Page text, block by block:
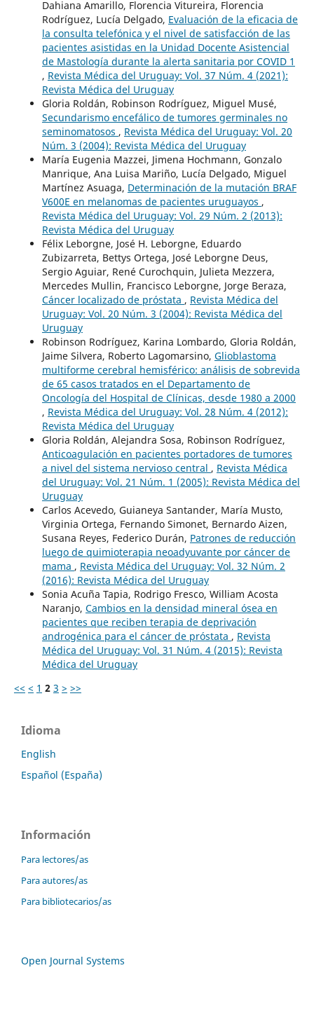
Dahiana Amarillo, Florencia Vitureira, Florencia
Rodríguez, Lucía Delgado, Evaluación de la eficacia de
la consulta telefónica y el nivel de satisfacción de las
pacientes asistidas en la Unidad Docente Asistencial
de Mastología durante la alerta sanitaria por COVID 1
, Revista Médica del Uruguay: Vol. 37 Núm. 4 (2021):
Revista Médica del Uruguay
Gloria Roldán, Robinson Rodríguez, Miguel Musé,
Secundarismo encefálico de tumores germinales no
seminomatosos , Revista Médica del Uruguay: Vol. 20
Núm. 3 (2004): Revista Médica del Uruguay
María Eugenia Mazzei, Jimena Hochmann, Gonzalo
Manrique, Ana Luisa Mariño, Lucía Delgado, Miguel
Martínez Asuaga, Determinación de la mutación BRAF
V600E en melanomas de pacientes uruguayos ,
Revista Médica del Uruguay: Vol. 29 Núm. 2 (2013):
Revista Médica del Uruguay
Félix Leborgne, José H. Leborgne, Eduardo
Zubizarreta, Bettys Ortega, José Leborgne Deus,
Sergio Aguiar, René Curochquin, Julieta Mezzera,
Mercedes Mullin, Francisco Leborgne, Jorge Beraza,
Cáncer localizado de próstata , Revista Médica del
Uruguay: Vol. 20 Núm. 3 (2004): Revista Médica del
Uruguay
Robinson Rodríguez, Karina Lombardo, Gloria Roldán,
Jaime Silvera, Roberto Lagomarsino, Glioblastoma
multiforme cerebral hemisférico: análisis de sobrevida
de 65 casos tratados en el Departamento de
Oncología del Hospital de Clínicas, desde 1980 a 2000
, Revista Médica del Uruguay: Vol. 28 Núm. 4 (2012):
Revista Médica del Uruguay
Gloria Roldán, Alejandra Sosa, Robinson Rodríguez,
Anticoagulación en pacientes portadores de tumores
a nivel del sistema nervioso central , Revista Médica
del Uruguay: Vol. 21 Núm. 1 (2005): Revista Médica del
Uruguay
Carlos Acevedo, Guianeya Santander, María Musto,
Virginia Ortega, Fernando Simonet, Bernardo Aizen,
Susana Reyes, Federico Durán, Patrones de reducción
luego de quimioterapia neoadyuvante por cáncer de
mama , Revista Médica del Uruguay: Vol. 32 Núm. 2
(2016): Revista Médica del Uruguay
Sonia Acuña Tapia, Rodrigo Fresco, William Acosta
Naranjo, Cambios en la densidad mineral ósea en
pacientes que reciben terapia de deprivación
androgénica para el cáncer de próstata , Revista
Médica del Uruguay: Vol. 31 Núm. 4 (2015): Revista
Médica del Uruguay
<< < 1 2 3 > >>
Idioma
English
Español (España)
Información
Para lectores/as
Para autores/as
Para bibliotecarios/as
Open Journal Systems